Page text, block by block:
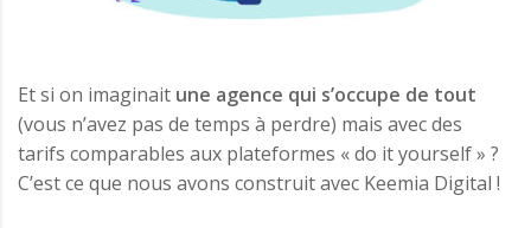
Et si on imaginait une agence qui s’occupe de tout
(vous n’avez pas de temps à perdre) mais avec des
tarifs comparables aux plateformes « do it yourself » ?
C’est ce que nous avons construit avec Keemia Digital !